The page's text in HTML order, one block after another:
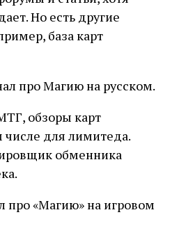
Но есть другие
база карт
про Магию на русском.
обзоры карт
числе для лимитеда.
обменника
про «Магию» на игровом